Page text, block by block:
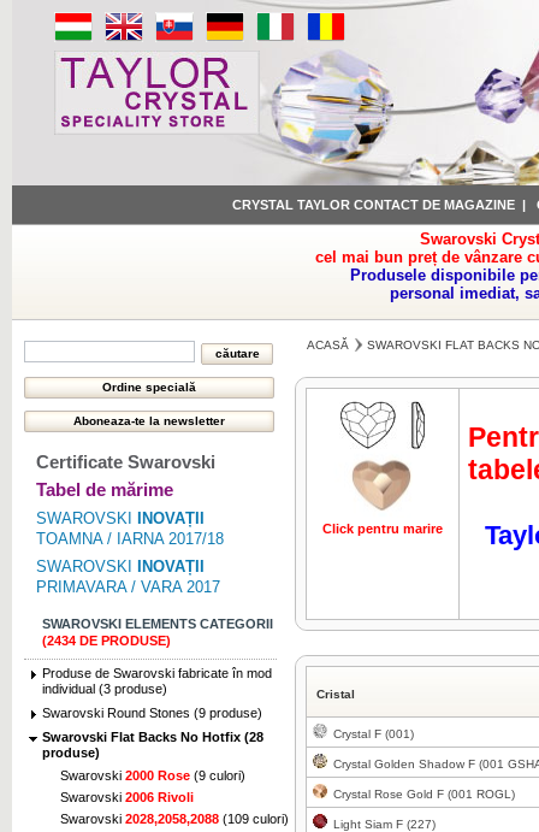
CRYSTAL TAYLOR CONTACT DE MAGAZINE |
Swarovski
cel mai bun preț de vânzare
Produsele disponibile
personal imediat,
Certificate Swarovski
Tabel de mărime
SWAROVSKI
INOVAȚII
TOAMNA / IARNA 2017/18
SWAROVSKI
INOVAȚII
PRIMAVARA / VARA 2017
SWAROVSKI ELEMENTS CATEGORII
(2434 DE PRODUSE)
Produse de Swarovski fabricate în mod
individual (3 produse)
Swarovski Round Stones (9 produse)
Swarovski Flat Backs No Hotfix (28
produse)
Swarovski 2000 Rose (9 culori)
Swarovski 2006 Rivoli
Swarovski 2028,2058,2088 (109 culori)
ACASĂ SWAROVSKI FLAT BACKS
Click pentru marire Click pentru
Cristal
Crystal F (001)
Crystal Golden Shadow F (001
Crystal Rose Gold F (001 ROGL)
Light Siam F (227)